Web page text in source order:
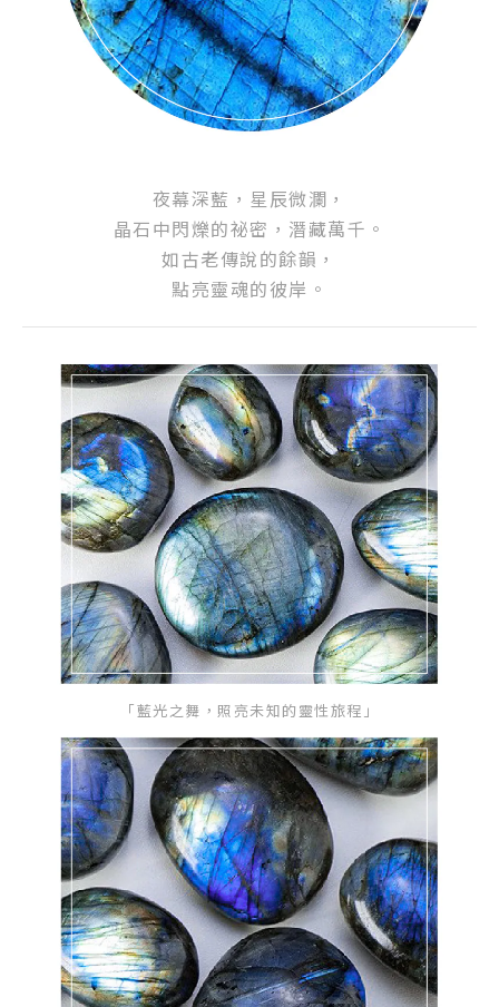
夜幕深藍，星辰微瀾，
晶石中閃爍的祕密，潛藏萬千。
如古老傳說的餘韻，
點亮靈魂的彼岸。
「藍光之舞，照亮未知的靈性旅程」